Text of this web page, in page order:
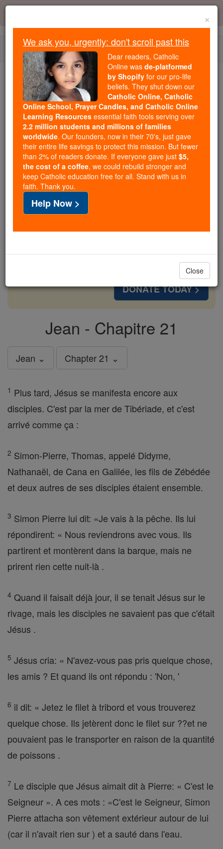
Skip
content
Because of You, 2.2 Million
Students Are Being Formed in the
Faith
Because of generous supporters like you,
Catholic Online School has already delivered
free, faithful Catholic education to over 2.2
million students across 193 countries. In an age
of noise and algorithms, you are helping form
souls with truth, prayer, Scripture, and Christ.
If everyone who reads this gave just $5 — the
free for all. Be Courageous. Be Catholic. Stand
DONATE TODAY >
Jean - Chapitre 21
Jean ⌄ Chapter 21 ⌄
1 Plus tard, Jésus se manifesta encore aux
disciples. C'est par la mer de Tibériade, et c'est
arrivé comme ça :
2 Simon-Pierre, Thomas, appelé Didyme,
Nathanaël, de Cana en Galilée, les fils de Zébédée
et deux autres de ses disciples étaient ensemble.
3 Simon Pierre lui dit: «Je vais à la pêche. Ils lui
répondirent: « Nous reviendrons avec vous. Ils
partirent et montèrent dans la barque, mais ne
prirent rien cette nuit-là .
4 Quand il faisait déjà jour, il se tenait Jésus sur le
rivage, mais les disciples ne savaient pas que c'était
Jésus .
5 Jésus cria: « N'avez-vous pas pris quelque chose,
les amis ? Et quand ils ont répondu : 'Non, '
6 il dit: « Jetez le filet à tribord et vous trouverez
quelque chose. Ils jetèrent donc le filet sur ??et ne
pouvaient pas le transporter en raison de la quantité
de poissons .
7 Le disciple que Jésus aimait dit à Pierre: « C'est le
Seigneur ». A ces mots : «C'est le Seigneur, Simon
Pierre attacha son vêtement extérieur autour de lui
(car il n'avait rien sur ) et a sauté dans l'eau.
×
We ask you, urgently: don't scroll past this
Dear readers, Catholic
Online was de-platformed
by Shopify for our pro-life
beliefs. They shut down our
Catholic Online, Catholic
Online School, Prayer Candles, and Catholic Online
Learning Resources essential faith tools serving over
2.2 million students and millions of families
worldwide. Our founders, now in their 70's, just gave
their entire life savings to protect this mission. But fewer
than 2% of readers donate. If everyone gave just $5,
the cost of a coffee, we could rebuild stronger and
keep Catholic education free for all. Stand with us in
faith. Thank you.
Help Now >
Close